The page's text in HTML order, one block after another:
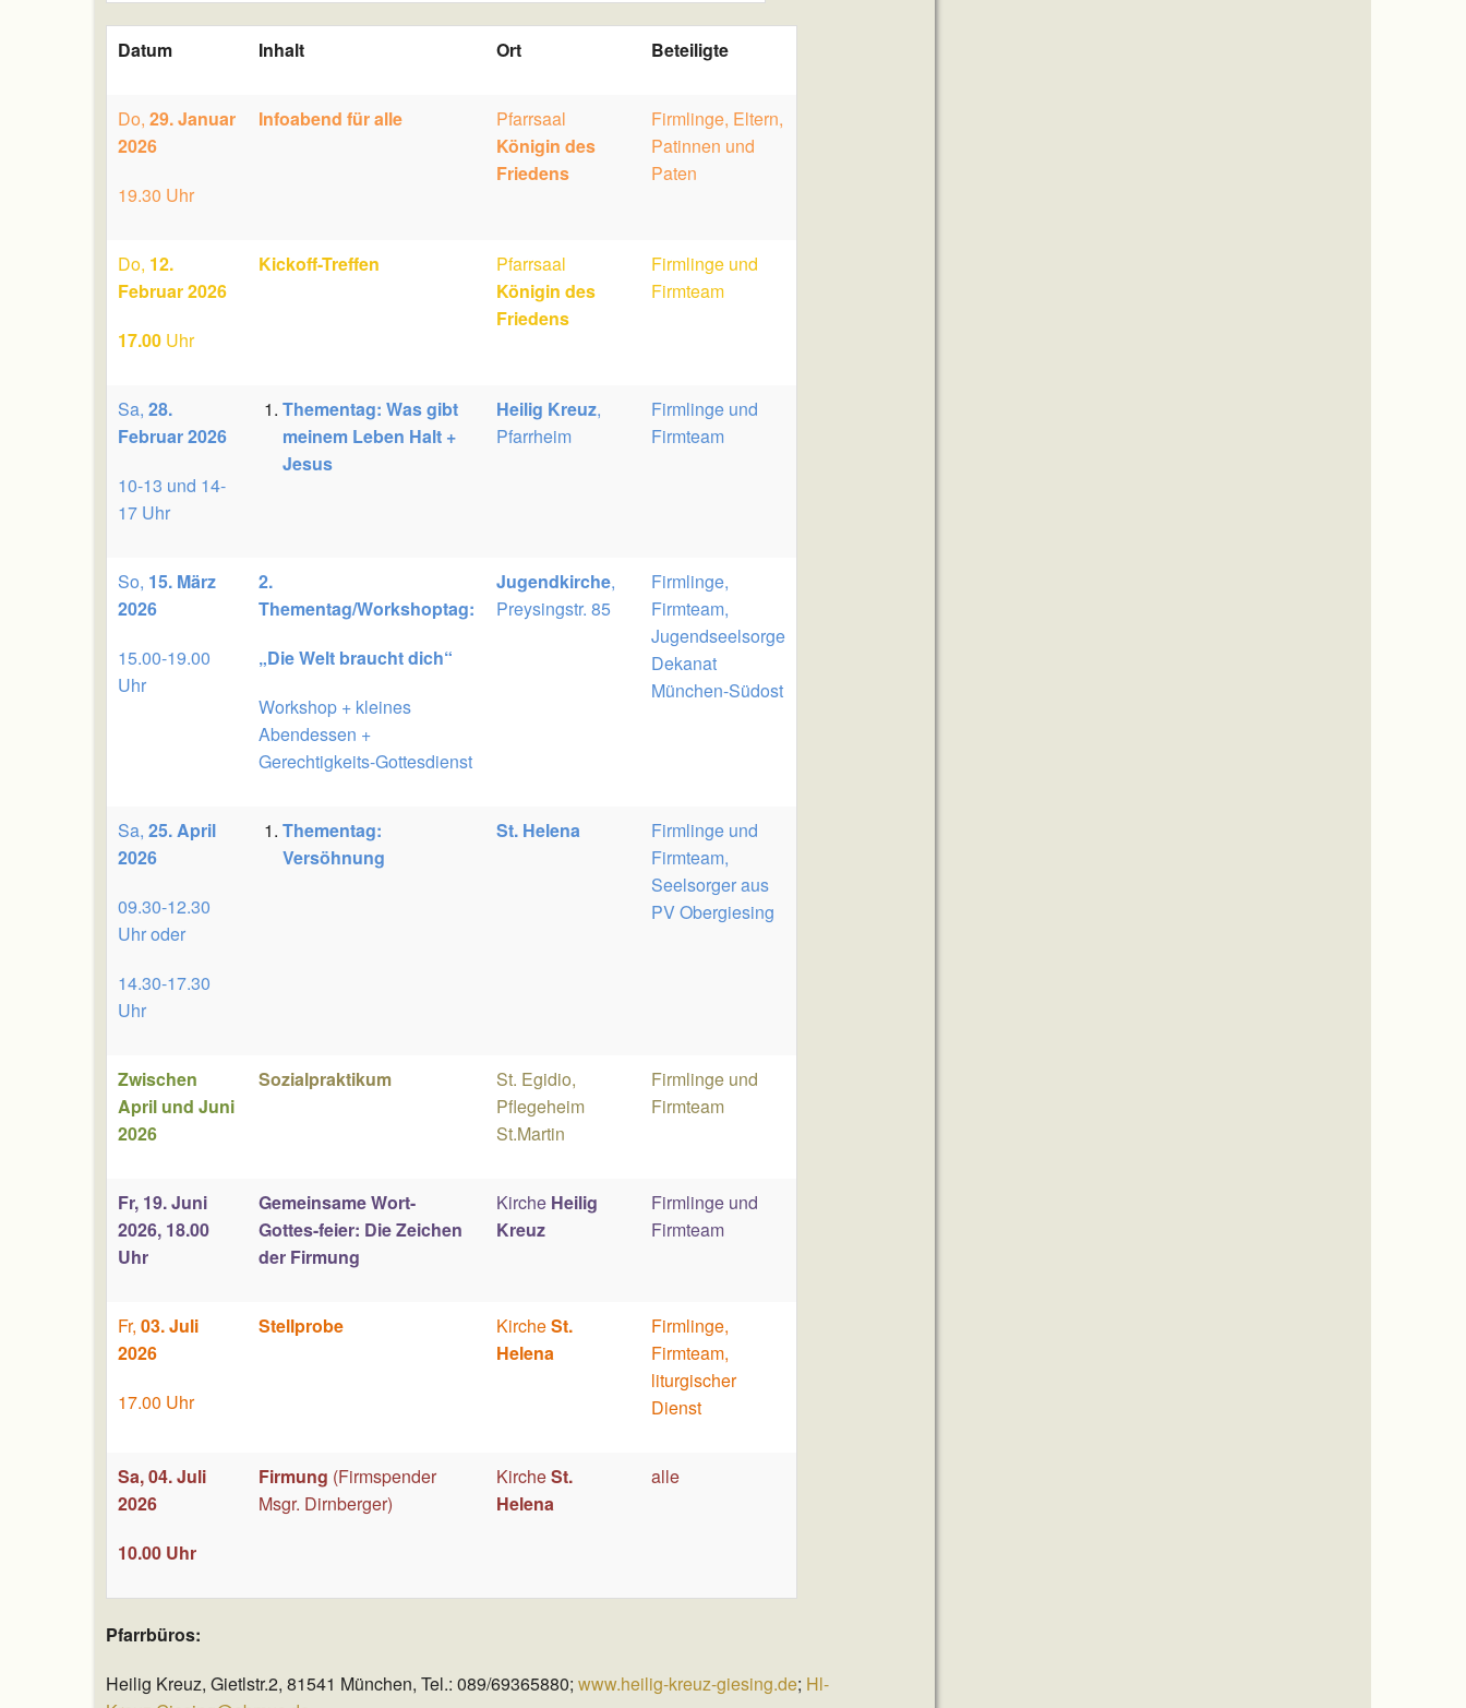
Datum Inhalt Ort Beteiligte
Do,29. Januar
2026
19.30 Uhr
Infoabend für alle
Pfarrsaal
Königin des
Friedens
Firmlinge, Eltern,
Patinnen und
Paten
Do, 12.
Februar 2026
17.00 Uhr
Kickoff-Treffen
Pfarrsaal
Königin des
Friedens
Firmlinge und
Firmteam
Sa,28.
Februar 2026
10-13 und 14-
17 Uhr
Thementag: Was gibt
meinem Leben Halt +
Jesus
Heilig Kreuz,
Pfarrheim
Firmlinge und
Firmteam
So, 15. März
2026
15.00-19.00
Uhr
2.
Thementag/Workshoptag:
„Die Welt braucht dich“
Workshop + kleines
Abendessen +
Gerechtigkeits-Gottesdienst
Jugendkirche,
Preysingstr. 85
Firmlinge,
Firmteam,
Jugendseelsorge
Dekanat
München-Südost
Sa,25. April
2026
09.30-12.30
Uhr oder
14.30-17.30
Uhr
Thementag:
Versöhnung
St. Helena
Firmlinge und
Firmteam,
Seelsorger aus
PV Obergiesing
Zwischen
April und Juni
2026
Sozialpraktikum
St. Egidio,
Pflegeheim
St.Martin
Firmlinge und
Firmteam
Fr, 19. Juni
2026, 18.00
Uhr
Gemeinsame Wort-
Gottes-feier: Die Zeichen
der Firmung
Kirche Heilig
Kreuz
Firmlinge und
Firmteam
Fr,03. Juli
2026
17.00 Uhr
Stellprobe KircheSt.
Helena
Firmlinge,
Firmteam,
liturgischer
Dienst
Sa, 04. Juli
2026
10.00 Uhr
Firmung (Firmspender
Msgr. Dirnberger)
KircheSt.
Helena
alle
Pfarrbüros:
Heilig Kreuz, Gietlstr.2, 81541 München, Tel.: 089/69365880;www.heilig-kreuz-giesing.de; Hl-